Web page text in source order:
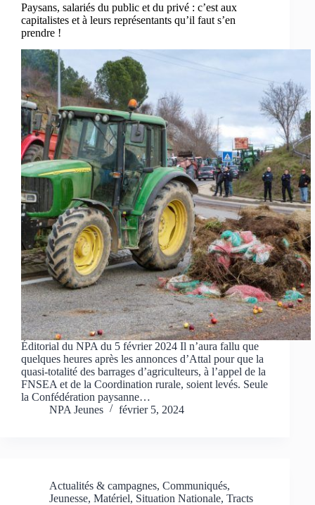
Paysans, salariés du public et du privé : c’est aux
capitalistes et à leurs représentants qu’il faut s’en
prendre !
Éditorial du NPA du 5 février 2024 Il n’aura fallu que
quelques heures après les annonces d’Attal pour que la
quasi-totalité des barrages d’agriculteurs, à l’appel de la
FNSEA et de la Coordination rurale, soient levés. Seule
la Confédération paysanne…
NPA Jeunes
février 5, 2024
Actualités & campagnes, Communiqués,
Jeunesse, Matériel, Situation Nationale, Tracts